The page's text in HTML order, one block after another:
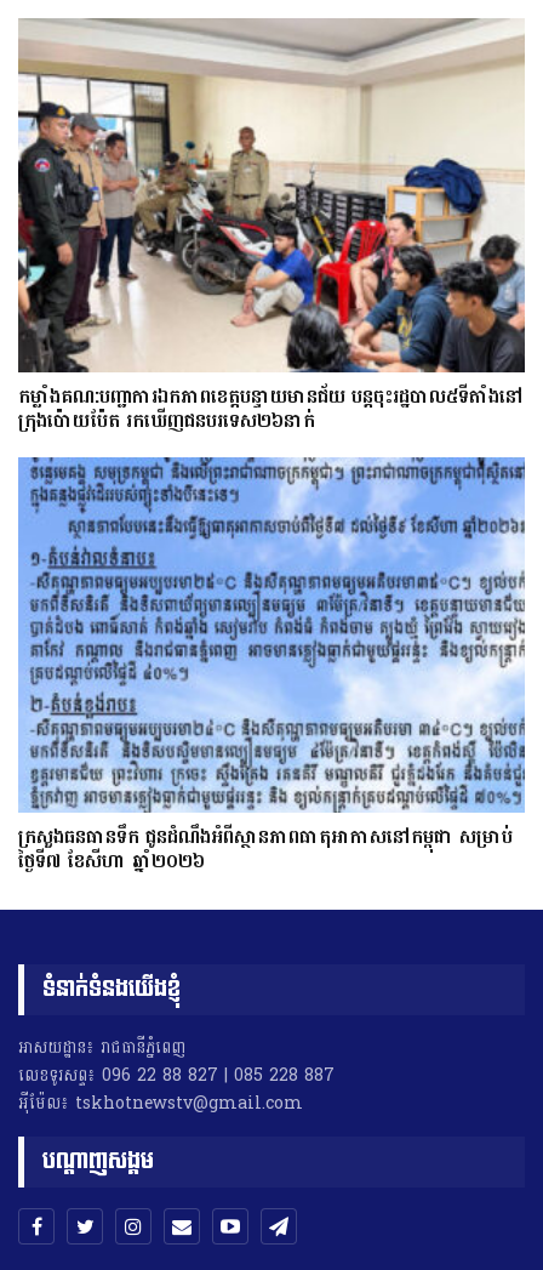
កម្លាំងគណ:បញ្ជាការឯកភាពខេត្តបន្ទាយមានជ័យ បន្តចុះរដ្ឋបាល៥ទីតាំងនៅ
ក្រុងប៉ោយប៉ែត រកឃើញជនបរទេស២៦នាក់
ក្រសួងធនធានទឹក ជូនដំណឹងអំពីស្ថានភាពធាតុអាកាសនៅកម្ពុជា សម្រាប់
ថ្ងៃទី៧ ខែសីហា ឆ្នាំ២០២៦
ទំនាក់ទំនងយើងខ្ញុំ
អាសយដ្ឋាន៖ រាជធានីភ្នំពេញ
លេខទូរសព្ទ៖ 096 22 88 827 | 085 228 887
អុីម៉ែល៖ tskhotnewstv@gmail.com
បណ្តាញសង្គម